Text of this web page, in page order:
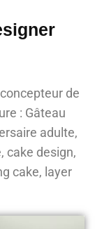
de
: Gâteau
adulte,
cake design,
cake, layer